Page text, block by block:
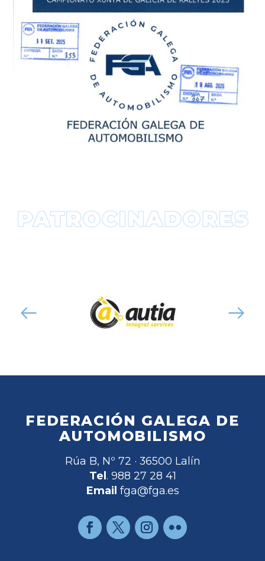
FEDERACIÓN GALEGA DE
AUTOMOBILISMO
Rúa B, Nº 72 · 36500 Lalín
Tel. 988 27 28 41
Email fga@fga.es